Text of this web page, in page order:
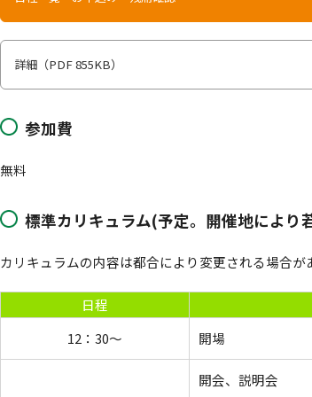
詳細（PDF 855KB）
参加費
無料
標準カリキュラム(予定。開催地により
カリキュラムの内容は都合により変更される場合が
日程
12：30～
開場
開会、説明会